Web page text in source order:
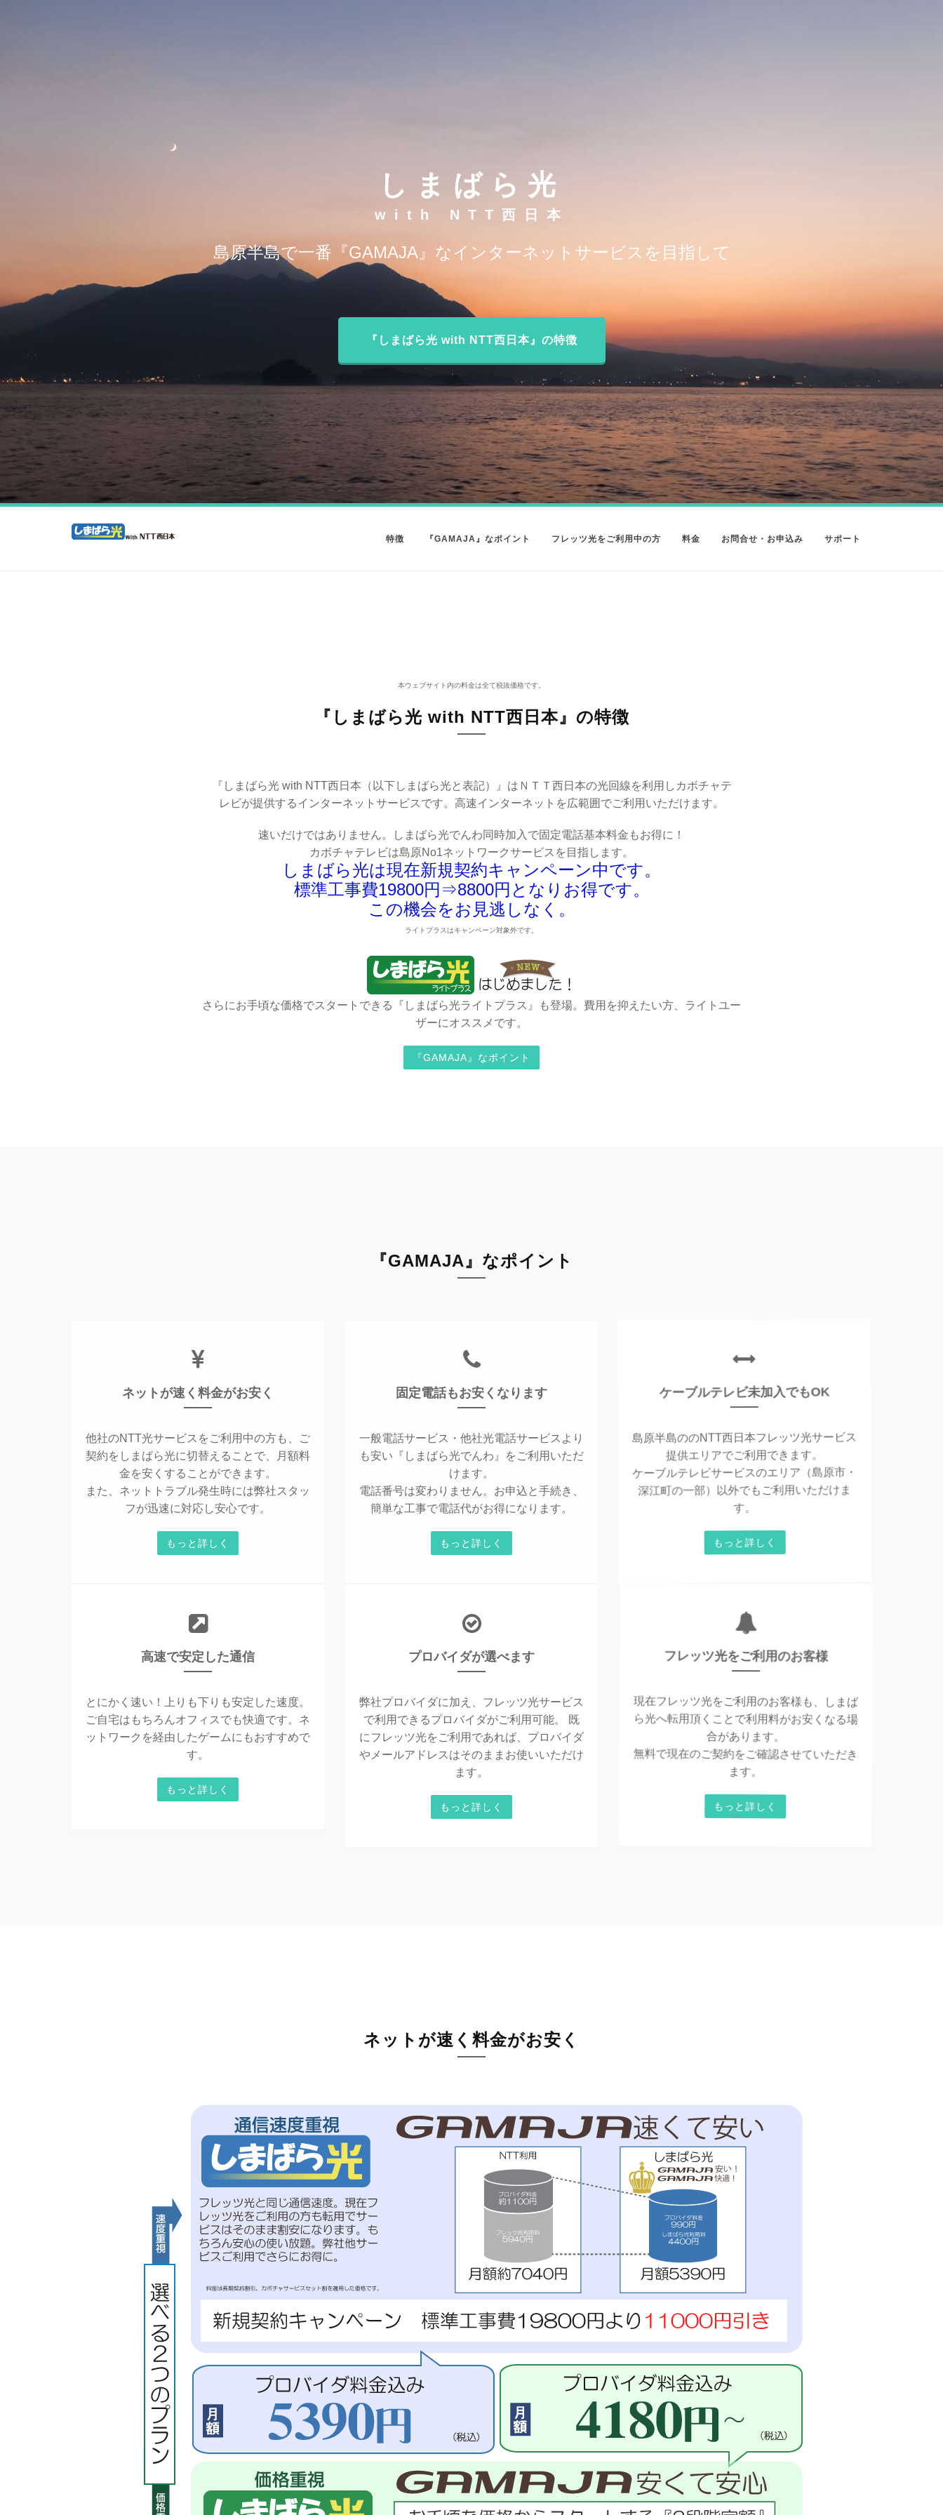
しまばら光
with NTT西日本
島原半島で一番『GAMAJA』なインターネットサービスを目指して
『しまばら光 with NTT西日本』の特徴
特徴 『GAMAJA』なポイント フレッツ光をご利用中の方 料金 お問合せ・お申込み サポート
本ウェブサイト内の料金は全て税抜価格です。
『しまばら光 with NTT西日本』の特徴
『しまばら光 with NTT西日本（以下しまばら光と表記）』はＮＴＴ西日本の光回線を利用しカボチャテ
レビが提供するインターネットサービスです。高速インターネットを広範囲でご利用いただけます。
速いだけではありません。しまばら光でんわ同時加入で固定電話基本料金もお得に！
カボチャテレビは島原No1ネットワークサービスを目指します。
しまばら光は現在新規契約キャンペーン中です。
標準工事費19800円⇒8800円となりお得です。
この機会をお見逃しなく。
ライトプラスはキャンペーン対象外です。
さらにお手頃な価格でスタートできる『しまばら光ライトプラス』も登場。費用を抑えたい方、ライトユー
ザーにオススメです。
『GAMAJA』なポイント
『GAMAJA』なポイント
ネットが速く料金がお安く
他社のNTT光サービスをご利用中の方も、ご
契約をしまばら光に切替えることで、月額料
金を安くすることができます。
また、ネットトラブル発生時には弊社スタッ
フが迅速に対応し安心です。
もっと詳しく
固定電話もお安くなります
一般電話サービス・他社光電話サービスより
も安い『しまばら光でんわ』をご利用いただ
けます。
電話番号は変わりません。お申込と手続き、
簡単な工事で電話代がお得になります。
もっと詳しく
ケーブルテレビ未加入でもOK
島原半島ののNTT西日本フレッツ光サービス
提供エリアでご利用できます。
ケーブルテレビサービスのエリア（島原市・
深江町の一部）以外でもご利用いただけま
す。
もっと詳しく
高速で安定した通信
とにかく速い！上りも下りも安定した速度。
ご自宅はもちろんオフィスでも快適です。ネ
ットワークを経由したゲームにもおすすめで
す。
もっと詳しく
プロバイダが選べます
弊社プロバイダに加え、フレッツ光サービス
で利用できるプロバイダがご利用可能。 既
にフレッツ光をご利用であれば、プロバイダ
やメールアドレスはそのままお使いいただけ
ます。
もっと詳しく
フレッツ光をご利用のお客様
現在フレッツ光をご利用のお客様も、しまば
ら光へ転用頂くことで利用料がお安くなる場
合があります。
無料で現在のご契約をご確認させていただき
ます。
もっと詳しく
ネットが速く料金がお安く